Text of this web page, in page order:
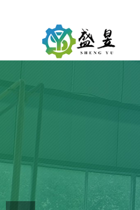
公司首页
在线留言